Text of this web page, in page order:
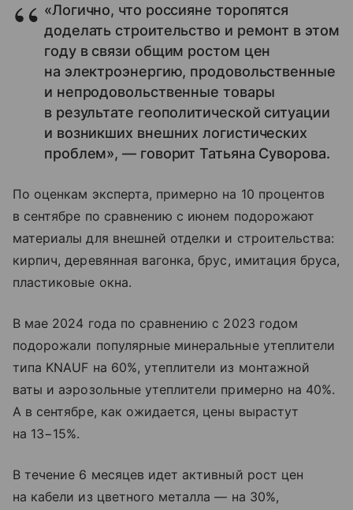
«Логично, что россияне торопятся
доделать строительство и ремонт в этом
году в связи общим ростом цен
на электроэнергию, продовольственные
и непродовольственные товары
в результате геополитической ситуации
и возникших внешних логистических
проблем», — говорит Татьяна Суворова.
По оценкам эксперта, примерно на 10 процентов
в сентябре по сравнению с июнем подорожают
материалы для внешней отделки и строительства:
кирпич, деревянная вагонка, брус, имитация бруса,
пластиковые окна.
В мае 2024 года по сравнению с 2023 годом
подорожали популярные минеральные утеплители
типа KNAUF на 60%, утеплители из монтажной
ваты и аэрозольные утеплители примерно на 40%.
А в сентябре, как ожидается, цены вырастут
на 13−15%.
В течение 6 месяцев идет активный рост цен
на кабели из цветного металла — на 30%,